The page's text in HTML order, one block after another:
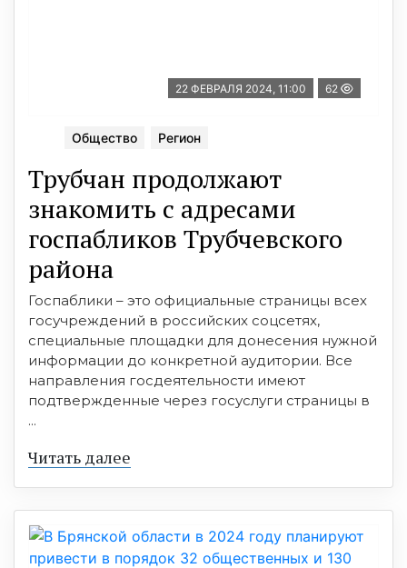
22 ФЕВРАЛЯ 2024, 11:00 62
Общество Регион
Трубчан продолжают
знакомить с адресами
госпабликов Трубчевского
района
Госпаблики – это официальные страницы всех
госучреждений в российских соцсе­тях,
специаль­ные площадки для донесения нужной
ин­фор­ма­ции до конкретной ау­ди­тории. Все
направления госдеятельности име­­­ют
подтвержденные че­рез госуслуги страницы в
...
Читать далее